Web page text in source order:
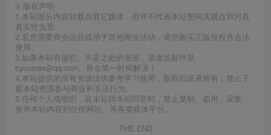
© 版权声明
1.本站部分内容转载自其它媒体，但并不代表本站赞同其观点和对其
真实性负责。
2.若您需要商业运营或用于其他商业活动，请您购买正版授权并合法
使用。
3.如果本站有侵犯、不妥之处的资源，请发送邮件至
oyoumax@qq.com。将会第一时间解决！
4.本站提供的所有资源仅供参考学习使用，版权归原著所有，禁止下
载本站资源参与商业和非法行为。
5.任何个人或组织，在未征得本站同意时，禁止复制、盗用、采集、
发布本站内容到任何网站、等各类媒体平台。
THE END